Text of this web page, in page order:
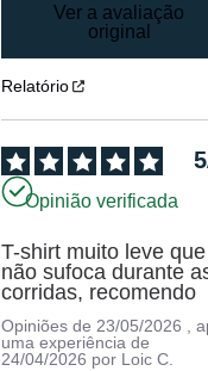
Ver a avaliação
original
Relatório
5
Opinião verificada
T-shirt muito leve que
não sufoca durante
corridas, recomendo
Opiniões de23/05/2026 ,
uma experiência de
24/04/2026 por Loic C.